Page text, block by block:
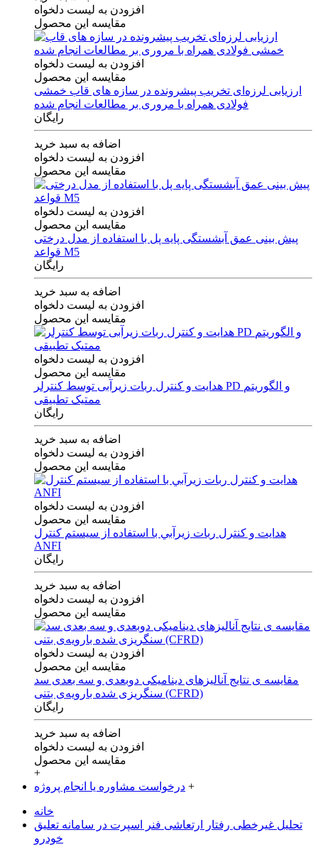
افزودن به لیست دلخواه
مقایسه این محصول
افزودن به لیست دلخواه
مقایسه این محصول
ارزیابی لرزه‌ای تخریب پیشرونده در سازه های قاب خمشی
فولادی همراه با مروری بر مطالعات انجام شده
رایگان
اضافه به سبد خرید
افزودن به لیست دلخواه
مقایسه این محصول
افزودن به لیست دلخواه
مقایسه این محصول
پیش بینی عمق آبشستگی پایه پل با استفاده از مدل درختی
قواعد M5
رایگان
اضافه به سبد خرید
افزودن به لیست دلخواه
مقایسه این محصول
افزودن به لیست دلخواه
مقایسه این محصول
هدایت و کنترل ربات زیرآبی توسط کنترلر PD و الگوریتم
ممتیک تطبیقی
رایگان
اضافه به سبد خرید
افزودن به لیست دلخواه
مقایسه این محصول
افزودن به لیست دلخواه
مقایسه این محصول
هدايت و كنترل ربات زيرآبي با استفاده از سيستم كنترل
ANFI
رایگان
اضافه به سبد خرید
افزودن به لیست دلخواه
مقایسه این محصول
افزودن به لیست دلخواه
مقایسه این محصول
مقایسه ی‌ نتایج آنالیزهای‌ دینامیکی‌ دوبعدی‌ و‌ سه بعدی‌ سد
سنگریزی‌ شده با‌رویه‌ی‌ بتنی‌ (CFRD)
رایگان
اضافه به سبد خرید
افزودن به لیست دلخواه
مقایسه این محصول
+
درخواست مشاوره یا انجام پروژه +
خانه
تحلیل غیرخطی رفتار ارتعاشی فنر اسپرت در سامانه تعلیق
خودرو